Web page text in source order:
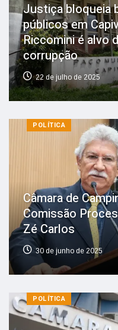
Justiça bloqueia
públicos em
Riccomini é alvo
corrupção
22 de julho de 2025
POLÍTICA
Câmara de
Comissão
Zé Carlos
30 de junho de 2025
POLÍTICA